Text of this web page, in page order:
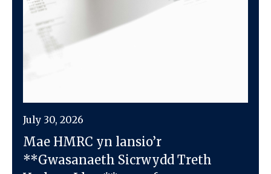
July 30, 2026
Mae HMRC yn lansio’r
**Gwasanaeth Sicrwydd Treth